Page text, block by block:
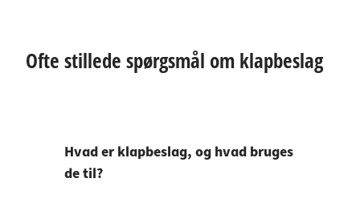
Ofte stillede spørgsmål om klapbeslag
Hvad er klapbeslag, og hvad bruges
de til?